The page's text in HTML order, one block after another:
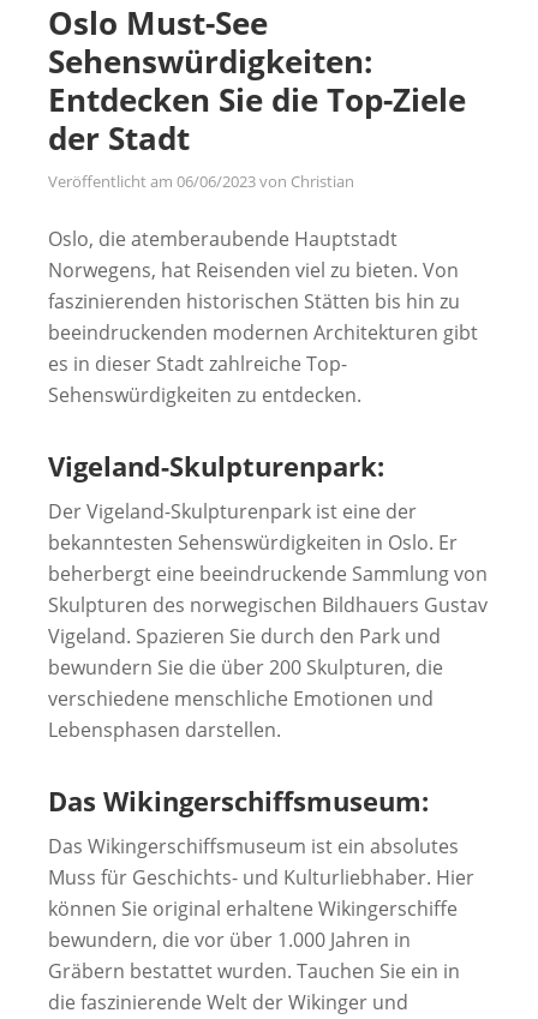
Oslo Must-See
Sehenswürdigkeiten:
Entdecken Sie die Top-Ziele
der Stadt
Veröffentlicht am 06/06/2023von Christian
Oslo, die atemberaubende Hauptstadt
Norwegens, hat Reisenden viel zu bieten. Von
faszinierenden historischen Stätten bis hin zu
beeindruckenden modernen Architekturen gibt
es in dieser Stadt zahlreiche Top-
Sehenswürdigkeiten zu entdecken.
Vigeland-Skulpturenpark:
Der Vigeland-Skulpturenpark ist eine der
bekanntesten Sehenswürdigkeiten in Oslo. Er
beherbergt eine beeindruckende Sammlung von
Skulpturen des norwegischen Bildhauers Gustav
Vigeland. Spazieren Sie durch den Park und
bewundern Sie die über 200 Skulpturen, die
verschiedene menschliche Emotionen und
Lebensphasen darstellen.
Das Wikingerschiffsmuseum:
Das Wikingerschiffsmuseum ist ein absolutes
Muss für Geschichts- und Kulturliebhaber. Hier
können Sie original erhaltene Wikingerschiffe
bewundern, die vor über 1.000 Jahren in
Gräbern bestattet wurden. Tauchen Sie ein in
die faszinierende Welt der Wikinger und